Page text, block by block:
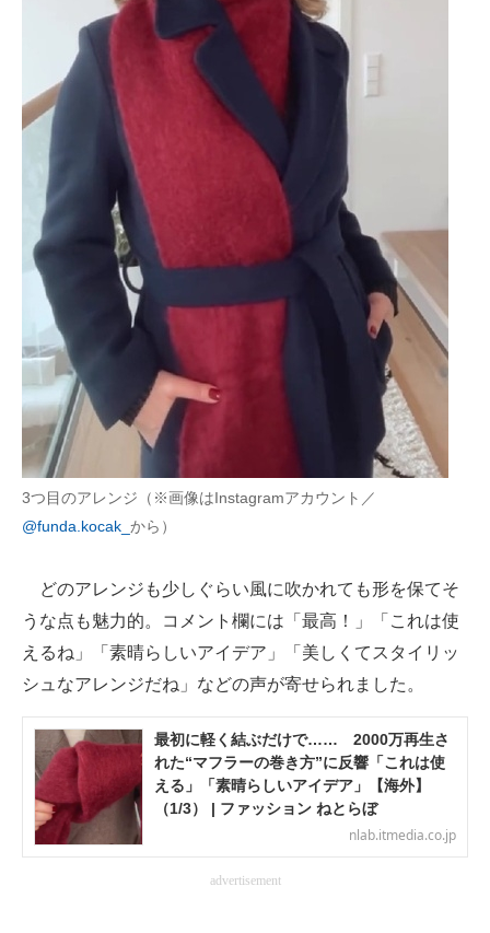
3つ目のアレンジ（※画像はInstagramアカウント／
@funda.kocak_ から）
どのアレンジも少しぐらい風に吹かれても形を保てそ
うな点も魅力的。コメント欄には「最高！」「これは使
えるね」「素晴らしいアイデア」「美しくてスタイリッ
シュなアレンジだね」などの声が寄せられました。
最初に軽く結ぶだけで…… 2000万再生さ
れた“マフラーの巻き方”に反響「これは使
える」「素晴らしいアイデア」【海外】
（1/3） | ファッション ねとらぼ
nlab.itmedia.co.jp
advertisement